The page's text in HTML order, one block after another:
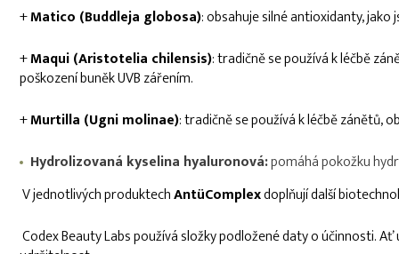
+Matico (Buddleja globosa): obsahuje silné antioxidanty,
+Maqui (Aristotelia chilensis): tradičně se používá k léčbě
poškození buněk UVB zářením.
+Murtilla (Ugni molinae): tradičně se používá k léčbě zánětů,
Hydrolizovaná kyselina hyaluronová:pomáhá pokožku
V jednotlivých produktechAntüComplexdoplňují další
Codex Beauty Labs používá složky podložené daty o účinnosti.